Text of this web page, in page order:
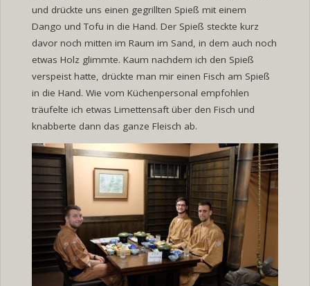
und drückte uns einen gegrillten Spieß mit einem
Dango und Tofu in die Hand. Der Spieß steckte kurz
davor noch mitten im Raum im Sand, in dem auch noch
etwas Holz glimmte. Kaum nachdem ich den Spieß
verspeist hatte, drückte man mir einen Fisch am Spieß
in die Hand. Wie vom Küchenpersonal empfohlen
träufelte ich etwas Limettensaft über den Fisch und
knabberte dann das ganze Fleisch ab.